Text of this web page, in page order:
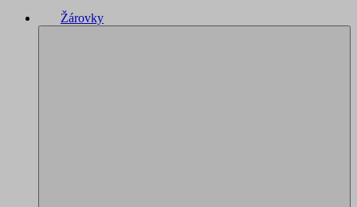
Žárovky